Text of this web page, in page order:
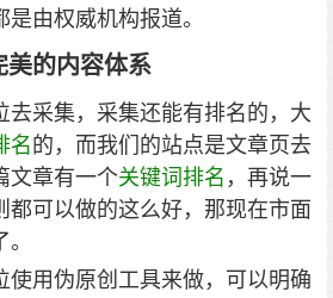
由权威机构报道。
美的内容体系
去采集，采集还能有排名的，大
名的，而我们的站点是文章页去
文章有一个关键词排名 ，再说一
都可以做的这么好，那现在市面
使用伪原创工具来做，可以明确